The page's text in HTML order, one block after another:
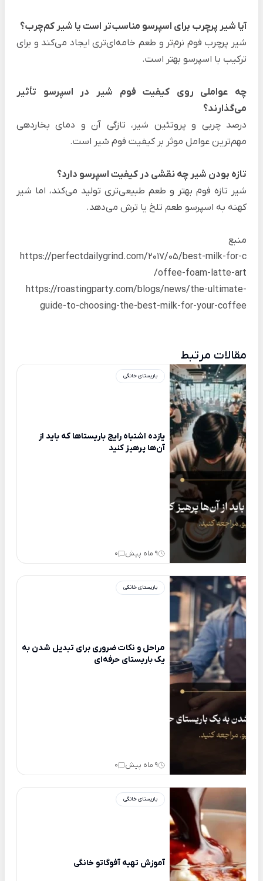
آیا شیر پرچرب برای اسپرسو مناسب‌تر است یا شیر کم‌چرب؟
شیر پرچرب فوم نرم‌تر و طعم خامه‌ای‌تری ایجاد می‌کند و برای
ترکیب با اسپرسو بهتر است.
چه عواملی روی کیفیت فوم شیر در اسپرسو تأثیر
می‌گذارند؟
درصد چربی و پروتئین شیر، تازگی آن و دمای بخاردهی
مهم‌ترین عوامل موثر بر کیفیت فوم شیر است.
تازه بودن شیر چه نقشی در کیفیت اسپرسو دارد؟
شیر تازه فوم بهتر و طعم طبیعی‌تری تولید می‌کند، اما شیر
کهنه به اسپرسو طعم تلخ یا ترش می‌دهد.
منبع
https://perfectdailygrind.com/2017/05/best-milk-for-c
offee-foam-latte-art/
https://roastingparty.com/blogs/news/the-ultimate-
guide-to-choosing-the-best-milk-for-your-coffee
مقالات مرتبط
باریستای خانگی
یازده اشتباه رایج باریستاها که باید از
آن‌ها پرهیز کنید
9 ماه پیش 0
باریستای خانگی
مراحل و نکات ضروری برای تبدیل شدن به
یک باریستای حرفه‌ای
9 ماه پیش 0
باریستای خانگی
آموزش تهیه آفوگاتو خانگی